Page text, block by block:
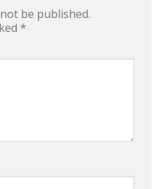
be published.
*